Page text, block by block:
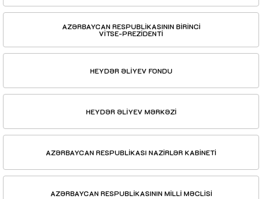
AZƏRBAYCAN RESPUBLİKASININ BİRİNCİ
VİTSE-PREZİDENTİ
HEYDƏR ƏLİYEV FONDU
HEYDƏR ƏLİYEV MƏRKƏZİ
AZƏRBAYCAN RESPUBLİKASI NAZİRLƏR KABİNETİ
AZƏRBAYCAN RESPUBLİKASININ MİLLİ MƏCLİSİ